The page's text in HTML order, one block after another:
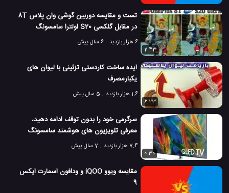
تست و مقایسه دوربین گوشی وان پلاس 8T
در مقابل گلکسی S20 اولترا سامسونگ
6 هزار بازدید
6 سال پیش
2:43
ایده ساخت کاردستی تزئینی با لیوان های
یکبارمصرف
1.6 هزار بازدید
5 سال پیش
6:23
سرگرمی خود را بدون توقف ادامه دهید،
معرفی تلویزیون های هوشمند سامسونگ
7.4 هزار بازدید
7 سال پیش
0:30
مقایسه ویوو iQOO و ودافون اسمارت ایکس
9